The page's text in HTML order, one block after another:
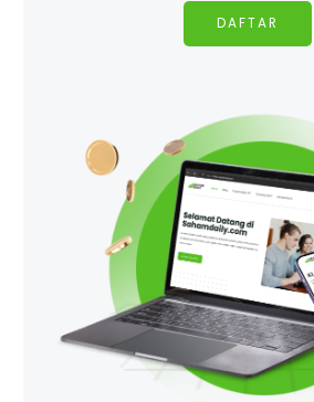
DAFTAR